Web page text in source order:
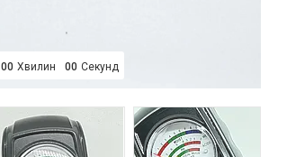
00 Хвилин 00 Секунд